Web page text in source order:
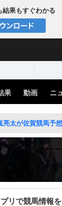
結果もすぐわかる
果 動画 ニ
太が佐賀競馬予
リで競馬情報